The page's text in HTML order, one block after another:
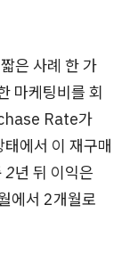
은 사례 한 가
마케팅비를 회
Rate가
에서 이 재구매
2년 뒤 이익은
에서 2개월로